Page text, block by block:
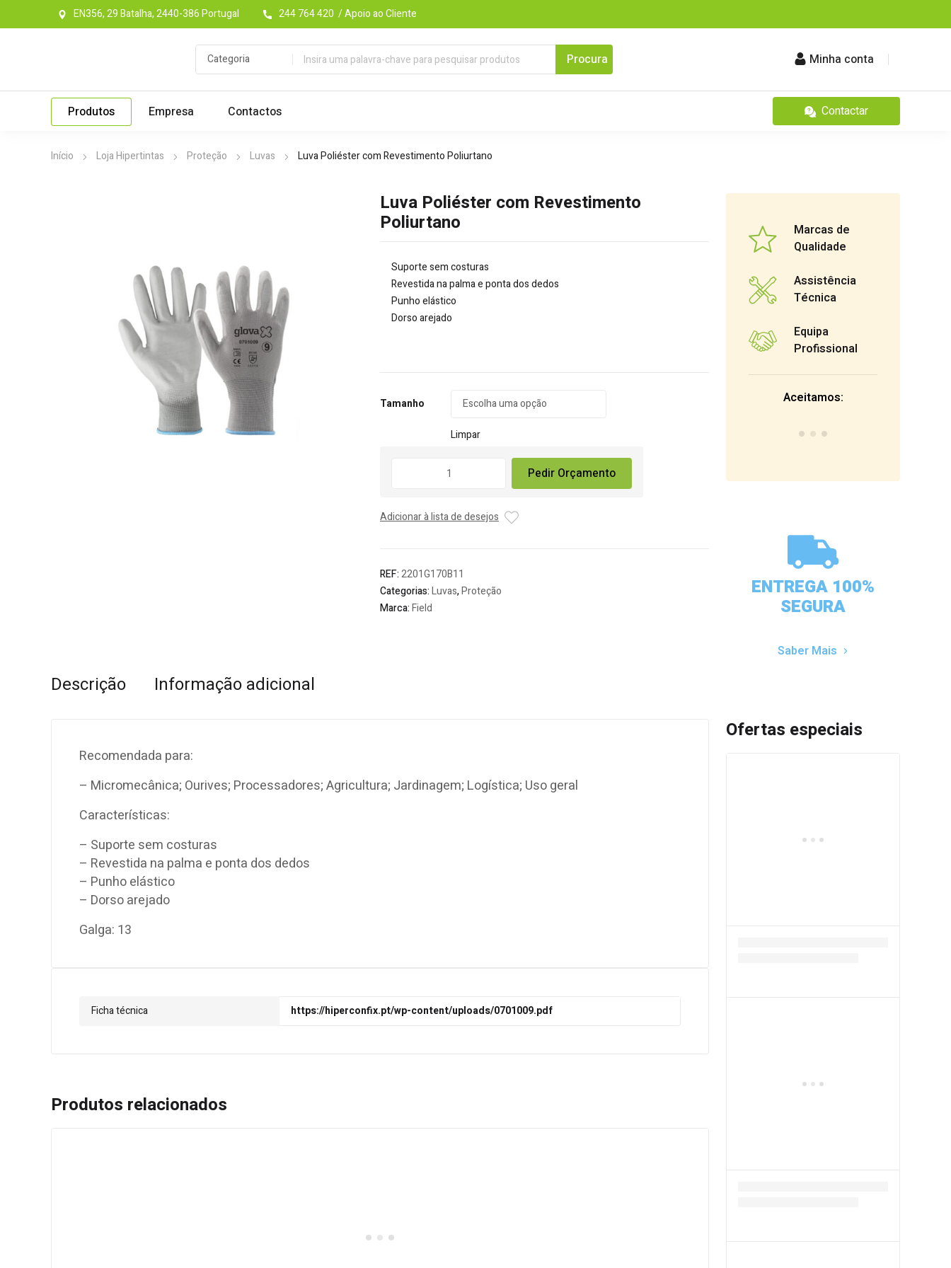
EN356, 29 Batalha, 2440-386 Portugal 244 764 420 / Apoio ao Cliente
Minha conta
Produtos Empresa Contactos Contactar
Início Loja Hipertintas Proteção Luvas Luva Poliéster com Revestimento Poliurtano
Luva Poliéster com Revestimento
Poliurtano
Suporte sem costuras
Revestida na palma e ponta dos dedos
Punho elástico
Dorso arejado
Tamanho
Limpar
Poliéster
Pedir Orçamento
Adicionar à lista de desejos
REF:2201G170B11
Categorias:Luvas,Proteção
Marca:Field
Descrição Informação adicional
Recomendada para:
– Micromecânica; Ourives; Processadores; Agricultura; Jardinagem; Logística; Uso geral
Características:
– Suporte sem costuras
– Revestida na palma e ponta dos dedos
– Punho elástico
– Dorso arejado
Galga: 13
Ficha técnica https://hiperconfix.pt/wp-content/uploads/0701009.pdf
Produtos relacionados
Marcas de
Qualidade
Assistência
Técnica
Equipa
Profissional
Aceitamos:
ENTREGA 100%
SEGURA
Saber Mais
Ofertas especiais